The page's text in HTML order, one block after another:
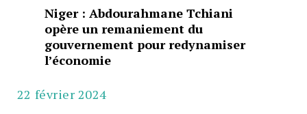
Niger : Abdourahmane Tchiani
opère un remaniement du
gouvernement pour redynamiser
l’économie
22 février 2024